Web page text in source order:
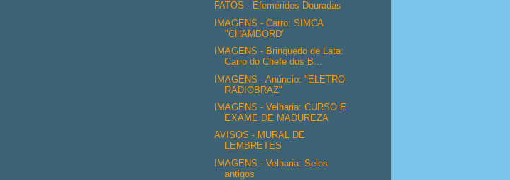
FATOS - Efemérides Douradas
IMAGENS - Carro: SIMCA
"CHAMBORD'
IMAGENS - Brinquedo de Lata:
Carro do Chefe dos B...
IMAGENS - Anúncio: "ELETRO-
RADIOBRAZ"
IMAGENS - Velharia: CURSO E
EXAME DE MADUREZA
AVISOS - MURAL DE
LEMBRETES
IMAGENS - Velharia: Selos
antigos